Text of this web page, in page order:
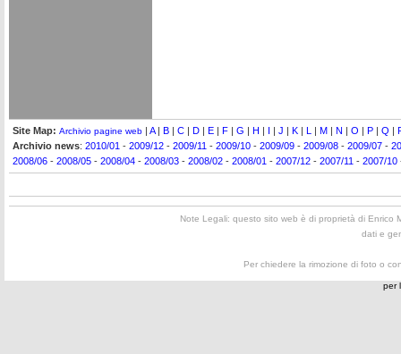
Site Map: Archivio pagine web | A| B | C | D | E | F | G | H | I | J | K | L | M | N | O | P | Q |
Archivio news: 2010/01 - 2009/12 - 2009/11 - 2009/10 - 2009/09 - 2009/08 - 2009/07 -
2008/06 - 2008/05 - 2008/04 - 2008/03 - 2008/02 - 2008/01 - 2007/12 - 2007/11 - 2007/10
Note Legali: questo sito web è di proprietà di Enrico
dati e
Per chiedere la rimozione di foto o
per